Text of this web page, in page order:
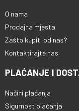
O nama
Prodajna mjesta
Zašto kupiti od nas?
Kontaktirajte nas
PLAĆANJE I
Načini plaćanja
Sigurnost plaćanja